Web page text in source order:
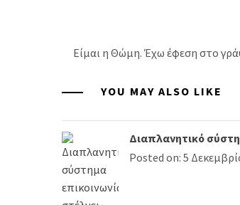
Είμαι η Θώμη. Έχω έφεση στο
YOU MAY ALSO LIKE
Διαπλανητικό
Posted on: 5